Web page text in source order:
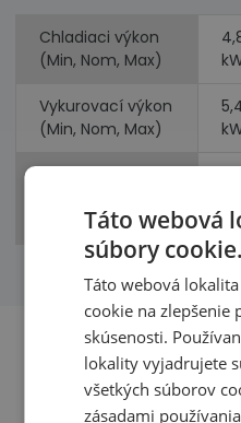
Chladiaci výkon
(Min, Nom, Max)
Vykurovací výkon
(Min, Nom, Max)
vykurovanie)
kW
Táto webová
súbory cookie.
Táto webová
cookie na zlepšenie
skúsenosti.
lokality vyjadrujete
všetkých súborov
zásadami